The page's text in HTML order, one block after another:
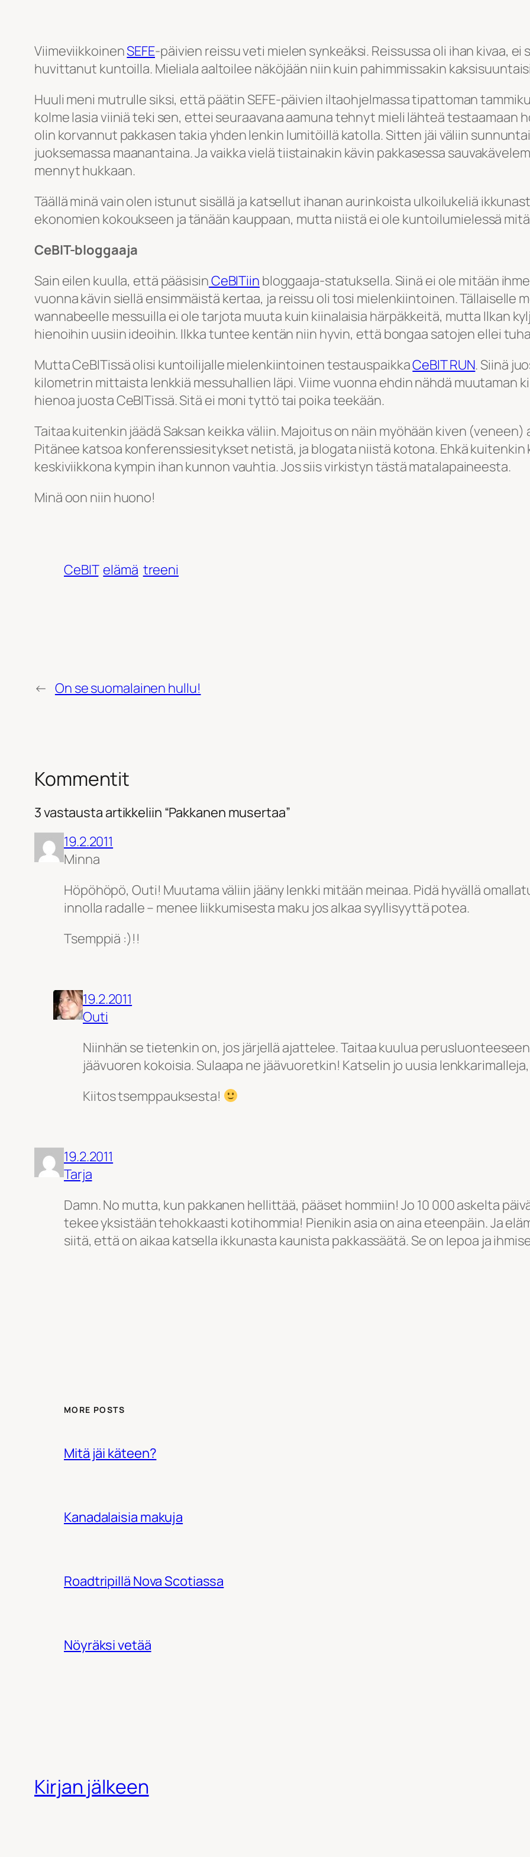
ViimeviikkoinenSEFE-päivien reissu veti mielen synkeäksi. Reissussa oli ihan kivaa,
huvittanut kuntoilla. Mieliala aaltoilee näköjään niin kuin pahimmissakin
Huuli meni mutrulle siksi, että päätin SEFE-päivien iltaohjelmassa tipattoman
kolme lasia viiniä teki sen, ettei seuraavana aamuna tehnyt mieli lähteä testaamaan
olin korvannut pakkasen takia yhden lenkin lumitöillä katolla. Sitten jäi väliin
juoksemassa maanantaina. Ja vaikka vielä tiistainakin kävin pakkasessa
mennyt hukkaan.
Täällä minä vain olen istunut sisällä ja katsellut ihanan aurinkoista ulkoilukeliä
ekonomien kokoukseen ja tänään kauppaan, mutta niistä ei ole kuntoilumielessä
CeBIT-bloggaaja
Sain eilen kuulla, että pääsisinCeBITiin bloggaaja-statuksella. Siinä ei ole mitään
vuonna kävin siellä ensimmäistä kertaa, ja reissu oli tosi mielenkiintoinen. Tällaiselle
wannabeelle messuilla ei ole tarjota muuta kuin kiinalaisia härpäkkeitä, mutta Ilkan
hienoihin uusiin ideoihin. Ilkka tuntee kentän niin hyvin, että bongaa satojen ellei
Mutta CeBITissä olisi kuntoilijalle mielenkiintoinen testauspaikkaCeBIT RUN. Siinä
kilometrin mittaista lenkkiä messuhallien läpi. Viime vuonna ehdin nähdä muutaman
hienoa juosta CeBITissä. Sitä ei moni tyttö tai poika teekään.
Taitaa kuitenkin jäädä Saksan keikka väliin. Majoitus on näin myöhään kiven
Pitänee katsoa konferenssiesitykset netistä, ja blogata niistä kotona. Ehkä kuitenkin
keskiviikkona kympin ihan kunnon vauhtia. Jos siis virkistyn tästä matalapaineesta.
Minä oon niin huono!
CeBIT elämä treeni
← On se suomalainen hullu!
Kommentit
3 vastausta artikkeliin “Pakkanen musertaa”
19.2.2011
Minna
Höpöhöpö, Outi! Muutama väliin jääny lenkki mitään meinaa. Pidä hyvällä
innolla radalle – menee liikkumisesta maku jos alkaa syyllisyyttä potea.
Tsemppiä :)!!
19.2.2011
Outi
Niinhän se tietenkin on, jos järjellä ajattelee. Taitaa kuulua
jäävuoren kokoisia. Sulaapa ne jäävuoretkin! Katselin jo uusia
Kiitos tsemppauksesta!
19.2.2011
Tarja
Damn. No mutta, kun pakkanen hellittää, pääset hommiin! Jo 10 000 askelta
tekee yksistään tehokkaasti kotihommia! Pienikin asia on aina eteenpäin. Ja
siitä, että on aikaa katsella ikkunasta kaunista pakkassäätä. Se on lepoa ja
MORE POSTS
Mitä jäi käteen?
Kanadalaisia makuja
Roadtripillä Nova Scotiassa
Nöyräksi vetää
Kirjan jälkeen